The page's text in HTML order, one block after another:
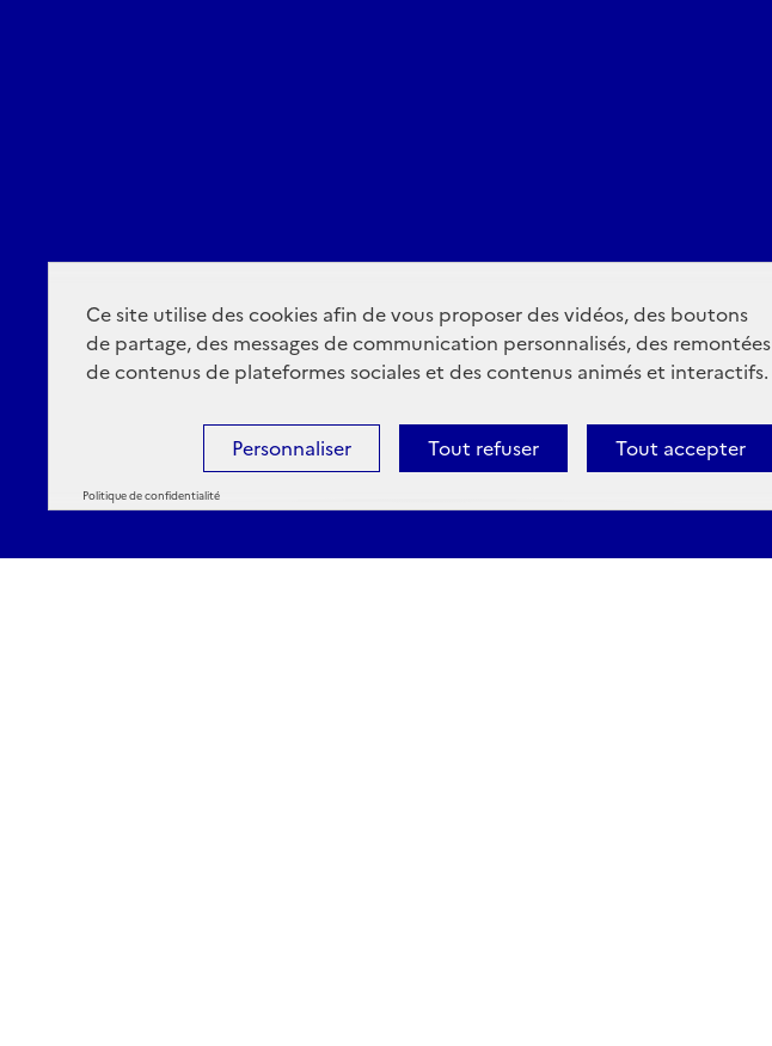
Ce site utilise des cookies afin de vous proposer des vidéos, des boutons
de partage, des messages de communication personnalisés, des remontées
de contenus de plateformes sociales et des contenus animés et interactifs.
Tout accepter
Tout refuser
Personnaliser
Politique de confidentialité